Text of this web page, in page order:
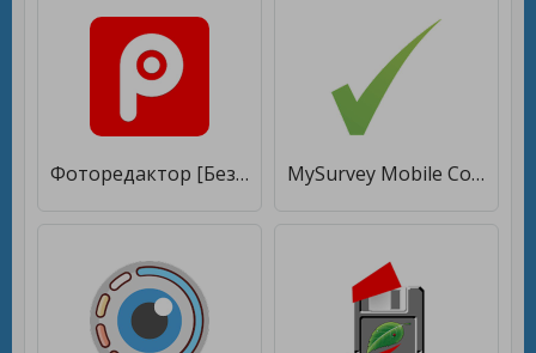
Фоторедактор [Без рекламы] MySurvey Mobile Connect [Без рекламы]